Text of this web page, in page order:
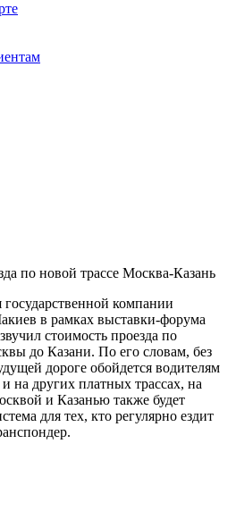
по новой трассе Москва-Казань
государственной компании
в рамках выставки-форума
стоимость проезда по
до Казани. По его словам, без
дороге обойдется водителям
на других платных трассах, на
и Казанью также будет
для тех, кто регулярно ездит